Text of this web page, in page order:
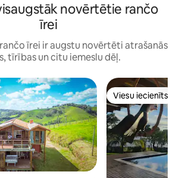
novērtētie rančo
īrei
īrei ir augstu novērtēti atrašanās
tīrības un citu iemeslu dēļ.
Viesu iecienīts
Viesu iecienīts